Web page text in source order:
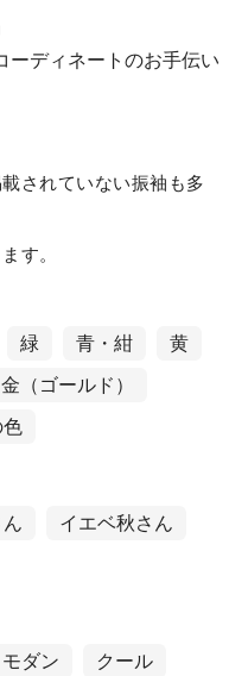
ーディネートのお手伝い
されていない振袖も多
す。
緑 青・紺
黄
金（ゴールド）
イエベ秋さん
モダン クール